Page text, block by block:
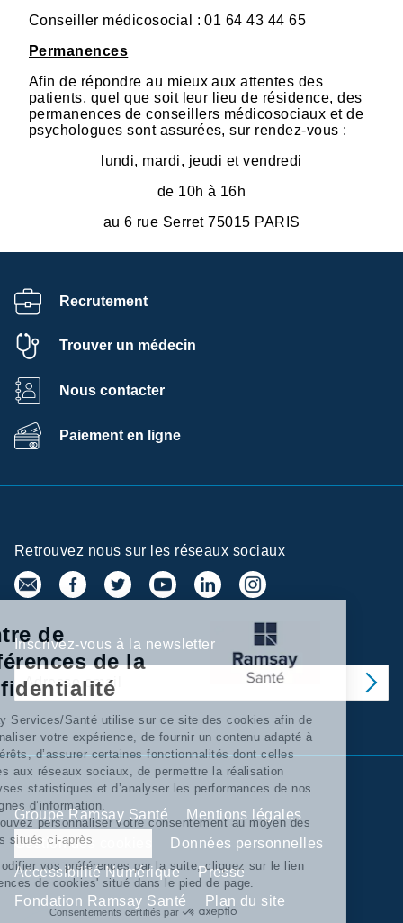
Conseiller médicosocial : 01 64 43 44 65
Permanences
Afin de répondre au mieux aux attentes des
patients, quel que soit leur lieu de résidence, des
permanences de conseillers médicosociaux et de
psychologues sont assurées, sur rendez-vous :
lundi, mardi, jeudi et vendredi
de 10h à 16h
au 6 rue Serret 75015 PARIS
Recrutement
Trouver un médecin
Nous contacter
Paiement en ligne
Retrouvez nous sur les réseaux sociaux
Inscrivez-vous à la newsletter
Groupe Ramsay Santé
Mentions légales
Gestion des cookies
Données personnelles
Accessibilité Numérique
Presse
Fondation Ramsay Santé
Plan du site
Centre de
préférences de la
confidentialité
Ramsay Services/Santé utilise sur ce site des cookies afin de
personnaliser votre expérience, de fournir un contenu adapté à
vos intérêts, d’assurer certaines fonctionnalités dont celles
relatives aux réseaux sociaux, de permettre la réalisation
d’'analyses statistiques et d’analyser les performances de nos
campagnes d’information.
Vous pouvez personnaliser votre consentement au moyen des
boutons situés ci-après
Pour modifier vos préférences par la suite, cliquez sur le lien
'Préférences de cookies' situé dans le pied de page.
Consentements certifiés par